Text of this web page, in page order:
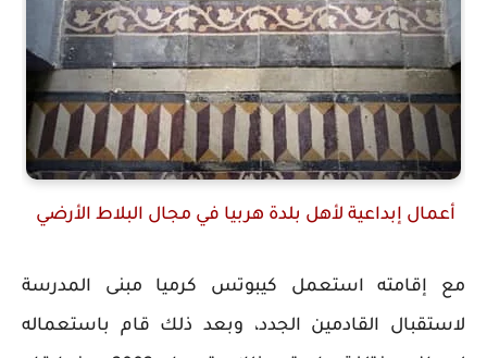
أعمال إبداعية لأهل بلدة هربيا في مجال البلاط الأرضي
مع إقامته استعمل كيبوتس كرميا مبنى المدرسة
لاستقبال القادمين الجدد، وبعد ذلك قام باستعماله